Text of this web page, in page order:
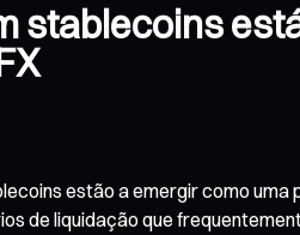
estão a emergir como
de liquidação que